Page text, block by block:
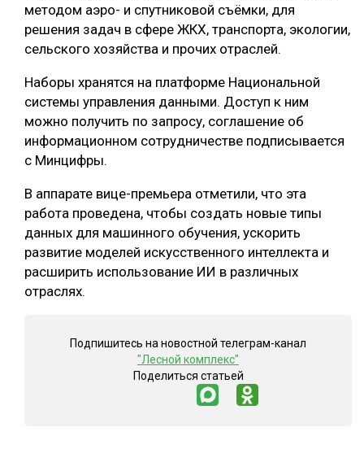
методом аэро- и спутниковой съёмки, для
решения задач в сфере ЖКХ, транспорта, экологии,
сельского хозяйства и прочих отраслей.
Наборы хранятся на платформе Национальной
системы управления данными. Доступ к ним
можно получить по запросу, соглашение об
информационном сотрудничестве подписывается
с Минцифры.
В аппарате вице-премьера отметили, что эта
работа проведена, чтобы создать новые типы
данных для машинного обучения, ускорить
развитие моделей искусственного интеллекта и
расширить использование ИИ в различных
отраслях.
Подпишитесь на новостной телеграм-канал
"Лесной комплекс"
Поделиться статьей